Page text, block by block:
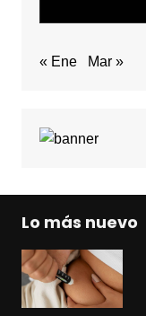
« Ene Mar »
Lo más nuevo